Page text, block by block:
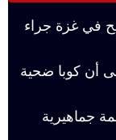
وجريح في غزة جراء
أن كوبا ضحية
جماهيرية